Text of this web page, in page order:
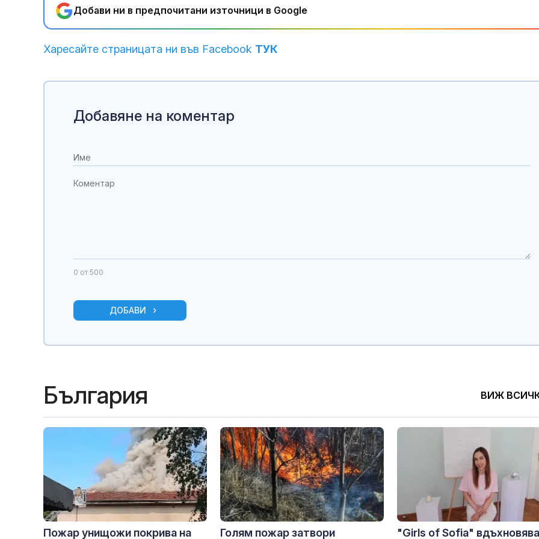
Добави ни в предпочитани източници в Google
Харесайте страницата ни във Facebook ТУК
Добавяне на коментар
0 от 500
ДОБАВИ
България ВИЖ
Пожар унищожи покрива на
Голям пожар затвори
"Girls of Sofia" вдъхновява